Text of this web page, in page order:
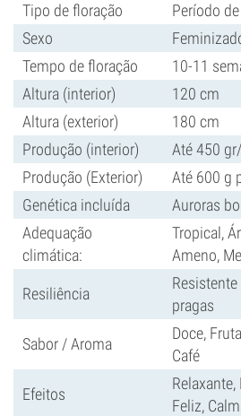
Tipo de floração
Período
Sexo
Tempo de floração
10-11
Altura (interior)
120 cm
Altura (exterior)
180 cm
Produção (interior)
Até 450
Produção (Exterior)
Até 600 g
Genética incluída
Auroras
Adequação
climática:
Tropical,
Ameno,
Resiliência
pragas
Sabor / Aroma
Doce,
Café
Efeitos
Feliz,